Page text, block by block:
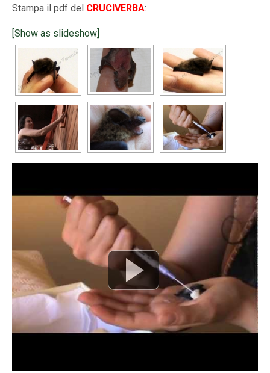
Stampa il pdf del CRUCIVERBA:
[Show as slideshow]